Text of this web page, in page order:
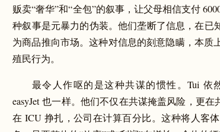
贩卖“奢华”和“全包”的叙事，让父母相信支付
种叙事是元暴力的伪装。他们垄断了信息，在
为商品推向市场。这种对信息的刻意隐瞒，本
殖民行为。
最令人作呕的是这种共谋的惯性。Tui 依
easyJet 也一样。他们不仅在共谋掩盖风险，更
在 ICU 挣扎，公司在计算百分比。这种将人客